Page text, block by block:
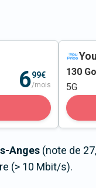
699€
/mois
130 Go
5G
Anges (note de
(> 10 Mbit/s).